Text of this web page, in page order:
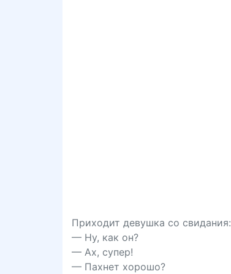
Приходит девушка со свидания:
— Ну, как он?
— Ах, супер!
— Пахнет хорошо?